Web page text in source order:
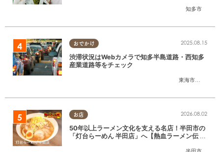
知多市
おでかけ
東海市大府市
2025.08.15
渋滞状況はWebカメラで知多半島道路・西知多
産業道路等をチェック
お店 2026.08.02
50年以上ラーメン文化を支える名店！半田市の
「灯台らーめん 半田店」へ【熱血ラーメン伝 8